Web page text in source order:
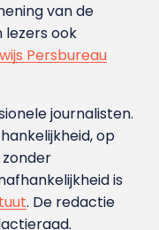
van de
lezers ook
Persbureau
journalisten.
op
zonder
is
. De redactie